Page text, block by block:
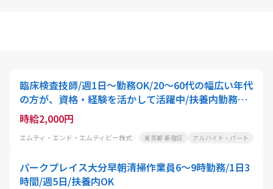
臨床検査技師/週1日～勤務OK/20～60代の幅広い年代
の方が、資格・経験を活かして活躍中/扶養内勤務可!
家事や育児と両立したい方におすすめ
時給2,000円
エムティ・エンド・エムティビー株式会社 東京都 新宿区 アルバイト・パート
パークプレイス大分早朝清掃作業員6～9時勤務/1日3
時間/週5日/扶養内OK